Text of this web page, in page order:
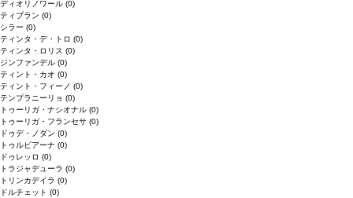
ディオリノワール (0)
ティブラン (0)
シラー (0)
ティンタ・デ・トロ (0)
ティンタ・ロリス (0)
ジンファンデル (0)
ティント・カオ (0)
ティント・フィーノ (0)
テンプラニーリョ (0)
トゥーリガ・ナシオナル (0)
トゥーリガ・フランセサ (0)
ドゥデ・ノダン (0)
トゥルビアーナ (0)
ドゥレッロ (0)
トラジャデューラ (0)
トリンカデイラ (0)
ドルチェット (0)